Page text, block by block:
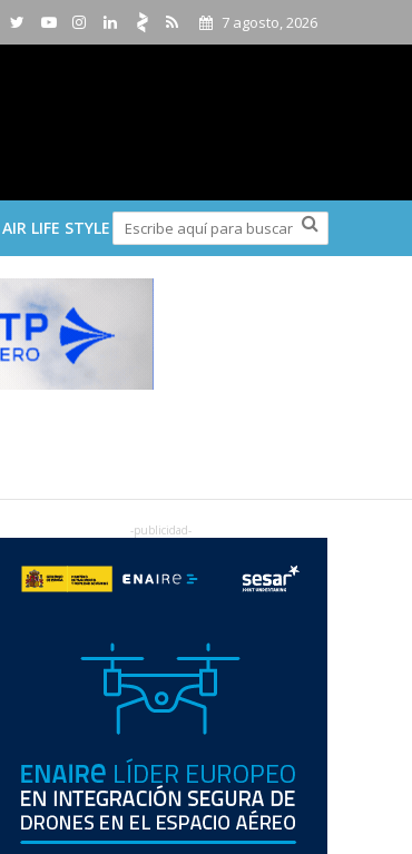
7 agosto, 2026
AIR LIFE STYLE